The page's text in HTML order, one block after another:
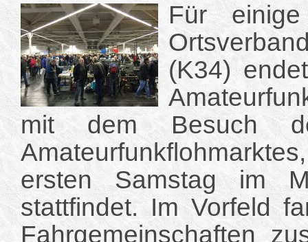
Für
(K34)
mit dem Besuch
ersten Samstag im
stattfindet. Im Vorfeld
Fahrgemeinschaften